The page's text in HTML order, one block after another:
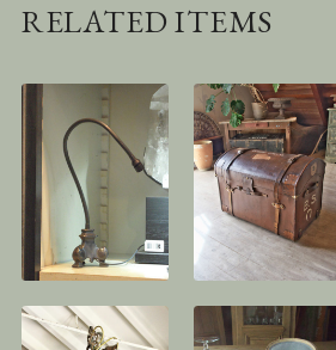
RELATED ITEMS